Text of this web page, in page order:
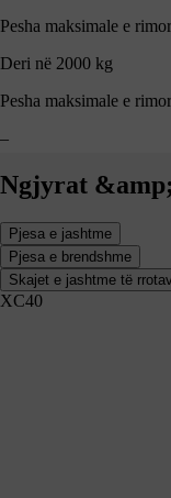
Pesha maksimale e
Deri në 2000 kg
Pesha maksimale e
–
Ngjyrat
Pjesa e jashtme
Pjesa e brendshme
Skajet e jashtme të
XC40